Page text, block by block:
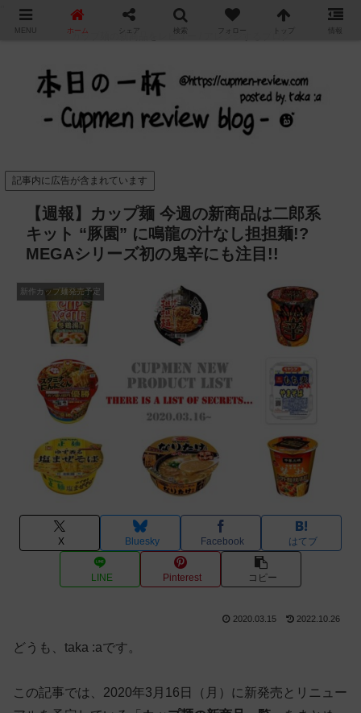
カップ麺の新商品をレビュー / アレンジするブログ
記事内に広告が含まれています
【週報】カップ麺 今週の新商品は二郎系
キット “豚園” に鳴龍の汁なし担担麺!?
MEGAシリーズ初の鬼辛にも注目!!
新作カップ麺発売予定
X Bluesky Facebook はてブ
LINE Pinterest コピー
2020.03.15 2022.10.26
どうも、taka :aです。
この記事では、2020年3月16日（月）に新発売とリニュー
MENU ホーム シェア 検索 フォロー トップ 情報